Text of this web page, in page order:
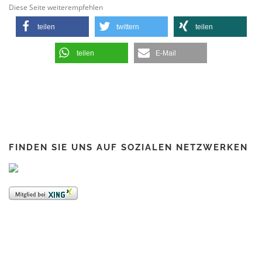
Die­se Sei­te weiterempfehlen
tei­len twit­tern tei­len
tei­len E‑Mail
FIN­DEN SIE UNS AUF SOZIA­LEN NETZWERKEN